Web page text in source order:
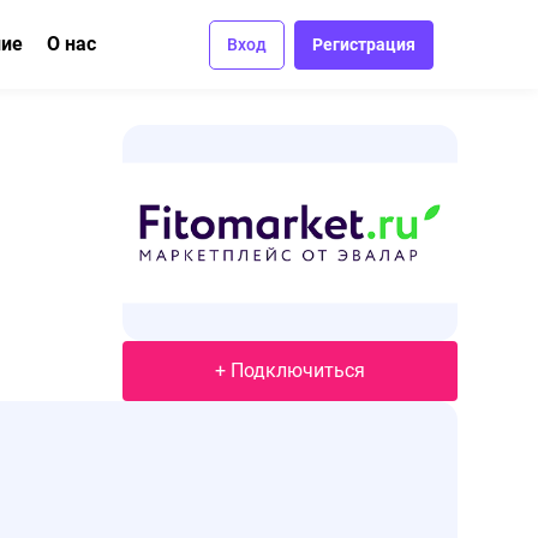
О нас Вход Регистрация
+ Подключиться